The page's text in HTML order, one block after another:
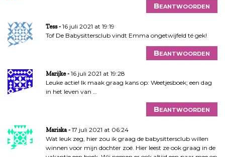
Beantwoorden
Tess
16 juli 2021 at 19:19
Tof De Babysittersclub vindt Emma ongetwijfeld té gek!
Beantwoorden
Marijke
16 juli 2021 at 19:28
Leuke actie! Ik maak graag kans op: Weetjesboek; een dag
in het leven van …
Beantwoorden
Mariska
17 juli 2021 at 06:24
Wat leuk zeg, hier zou ik graag de babysittersclub willen
winnen voor mijn dochter zoë. Hier leest ze ook graag in de